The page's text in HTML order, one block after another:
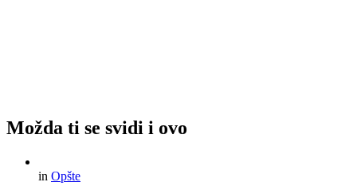
Možda ti se svidi i ovo
in Opšte